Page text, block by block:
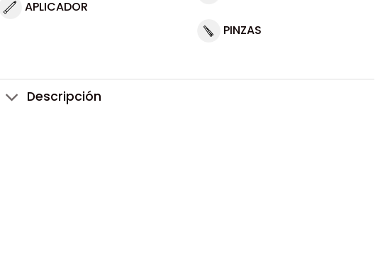
APLICADOR
PINZAS
Descripción